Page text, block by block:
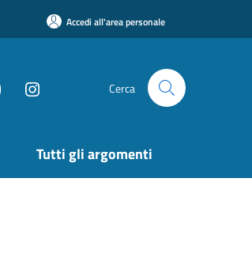
Accedi all'area personale
Cerca
Tutti gli argomenti